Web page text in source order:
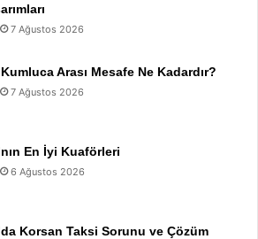
7 Ağustos 2026
Arası Mesafe Ne Kadardır?
7 Ağustos 2026
En İyi Kuaförleri
6 Ağustos 2026
Korsan Taksi Sorunu ve Çözüm